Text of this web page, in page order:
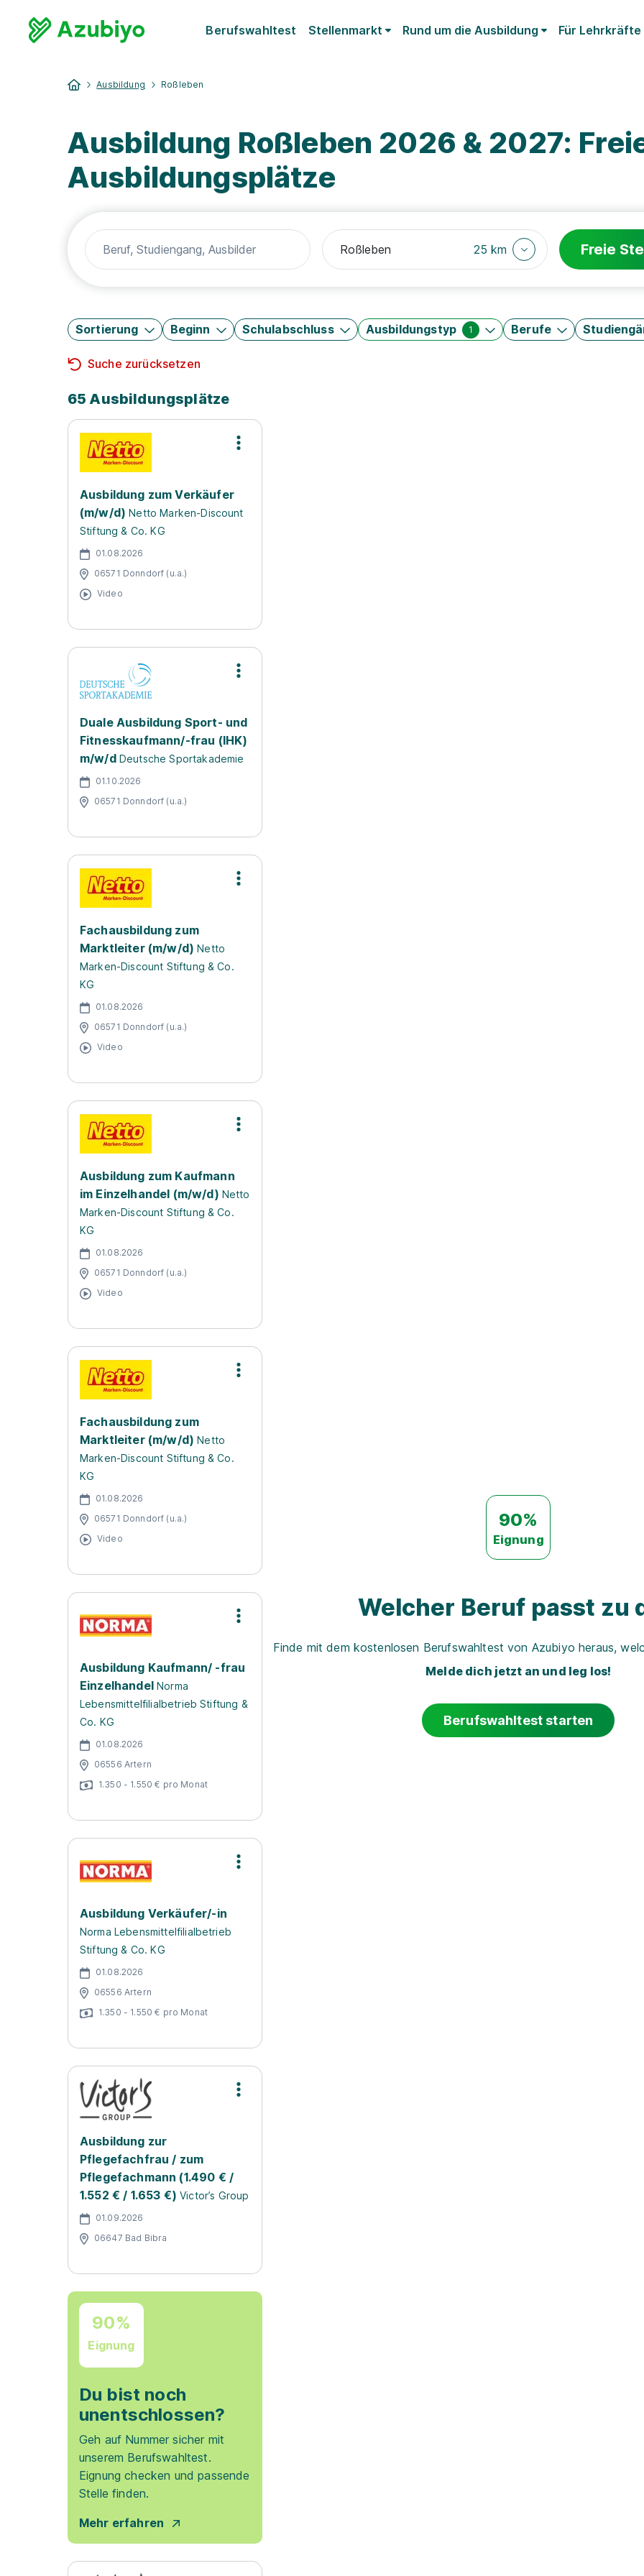
Berufswahltest Stellenmarkt Rund um die Ausbildung Für Lehrkräfte
Ausbildung Roßleben
Ausbildung Roßleben 2026 & 2027:
Ausbildungsplätze
25 km Freie
Sortierung Beginn Schulabschluss Ausbildungstyp 1 Berufe
Suche zurücksetzen
65 Ausbildungsplätze
Ausbildung zum Verkäufer
(m/w/d) Netto Marken-Discount
Stiftung & Co. KG
01.08.2026
06571 Donndorf (u.a.)
Video
Duale Ausbildung Sport- und
Fitnesskaufmann/-frau (IHK)
m/w/d Deutsche Sportakademie
01.10.2026
06571 Donndorf (u.a.)
Fachausbildung zum
Marktleiter (m/w/d) Netto
Marken-Discount Stiftung & Co.
KG
01.08.2026
06571 Donndorf (u.a.)
Video
Ausbildung zum Kaufmann
im Einzelhandel (m/w/d) Netto
Marken-Discount Stiftung & Co.
KG
01.08.2026
06571 Donndorf (u.a.)
Video
Fachausbildung zum
Marktleiter (m/w/d) Netto
Marken-Discount Stiftung & Co.
KG
01.08.2026
06571 Donndorf (u.a.)
Video
Ausbildung Kaufmann/ -frau
Einzelhandel Norma
Lebensmittelfilialbetrieb Stiftung &
Co. KG
01.08.2026
06556 Artern
1.350 - 1.550 € pro Monat
Ausbildung Verkäufer/-in
Norma Lebensmittelfilialbetrieb
Stiftung & Co. KG
01.08.2026
06556 Artern
1.350 - 1.550 € pro Monat
Ausbildung zur
Pflegefachfrau / zum
Pflegefachmann (1.490 € /
1.552 € / 1.653 €) Victor’s Group
01.09.2026
06647 Bad Bibra
90%
Eignung
Du bist noch
unentschlossen?
Geh auf Nummer sicher mit
unserem Berufswahltest.
Eignung checken und passende
Stelle finden.
Mehr erfahren
90%
Eignung
Welcher Beruf passt zu
Finde mit dem kostenlosen Berufswahltest von Azubiyo heraus,
Melde dich jetzt an und leg los!
Berufswahltest starten